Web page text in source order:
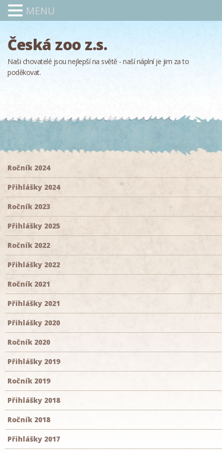
Česká zoo z.s.
Naši chovatelé jsou nejlepší na světě - naší náplní je jim za to
poděkovat.
Ročník 2024
Přihlášky 2024
Ročník 2023
Přihlášky 2025
Ročník 2022
Přihlášky 2022
Ročník 2021
Přihlášky 2021
Přihlášky 2020
Ročník 2020
Přihlášky 2019
Ročník 2019
Přihlášky 2018
Ročník 2018
Přihlášky 2017
MENU